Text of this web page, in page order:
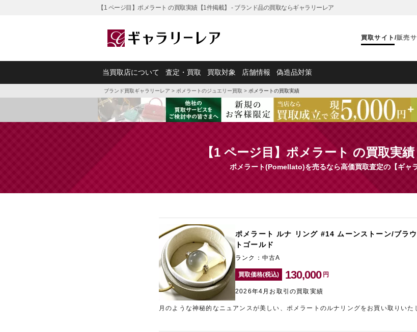
【1 ページ目】ポメラート の買取実績【1件掲載】 - ブランド品の買取ならギャラリーレア
買取サイト /販売
当買取店について 査定・買取 買取対象 店舗情報 偽造品対策
ブランド買取ギャラリーレア > ポメラートのジュエリー買取 > ポメラートの買取実績
【1 ページ目】ポメラート の買取実績
ポメラート(Pomellato)を売るなら高価買取査定の【ギャ
ポメラート ルナ リング #14 ムーンストーン/ブラ
トゴールド
ランク：中古A
買取価格(税込) 130,000 円
2026年4月お取引の買取実績
月のような神秘的なニュアンスが美しい、ポメラートのルナリングをお買い取りい
定に反映し、目一杯の金額をご提示させていただきました。ご自宅に眠っているブ